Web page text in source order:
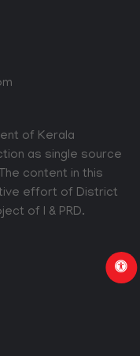
of Kerala
as single source
content in this
effort of District
of I & PRD.